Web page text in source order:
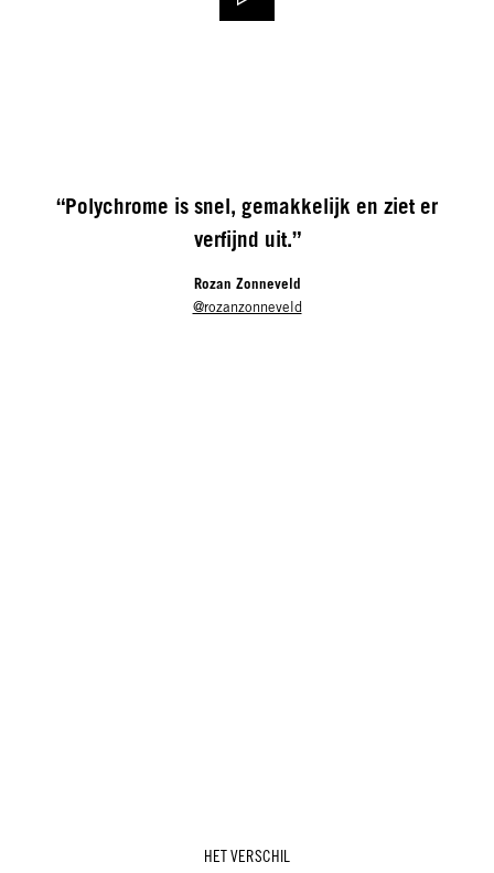
“Polychrome is snel, gemakkelijk en ziet er
verfijnd uit.”
Rozan Zonneveld
@rozanzonneveld
HET VERSCHIL